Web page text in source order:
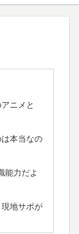
ニメと
本当なの
能力だよ
地サポが